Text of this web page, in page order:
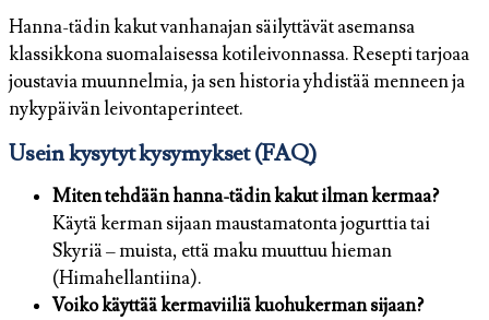
Hanna-tädin kakut vanhanajan säilyttävät asemansa
klassikkona suomalaisessa kotileivonnassa. Resepti tarjoaa
joustavia muunnelmia, ja sen historia yhdistää menneen ja
nykypäivän leivontaperinteet.
Usein kysytyt kysymykset (FAQ)
Miten tehdään hanna-tädin kakut ilman kermaa?
Käytä kerman sijaan maustamatonta jogurttia tai
Skyriä – muista, että maku muuttuu hieman
(Himahellantiina).
Voiko käyttää kermaviiliä kuohukerman sijaan?